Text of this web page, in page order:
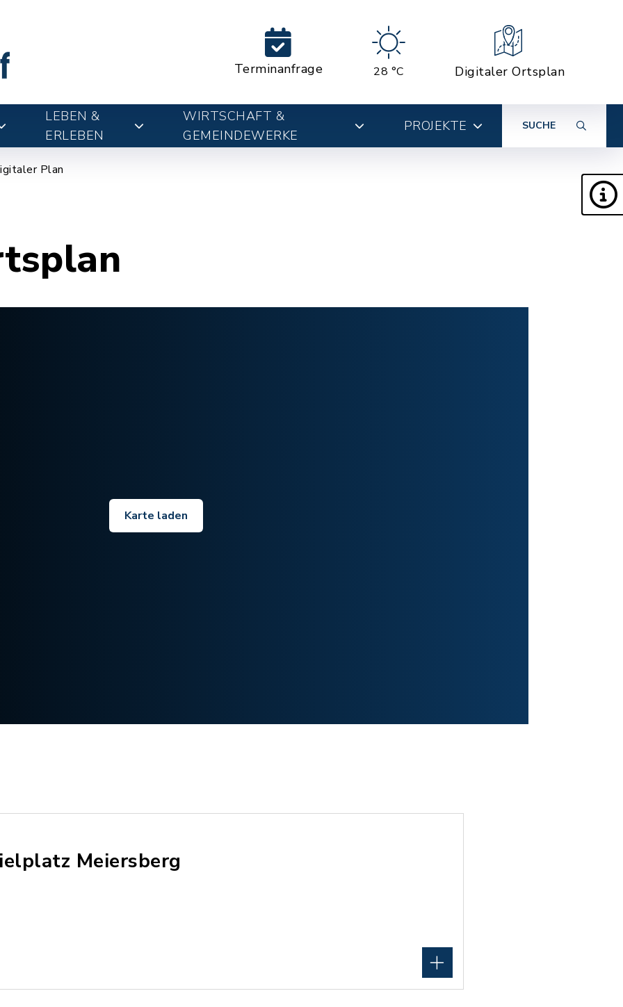
Terminanfrage 28 °C Digitaler Ortsplan
LEBEN &
ERLEBEN
WIRTSCHAFT &
GEMEINDEWERKE
PROJEKTE SUCHE
Plan
Karte laden
Meiersberg